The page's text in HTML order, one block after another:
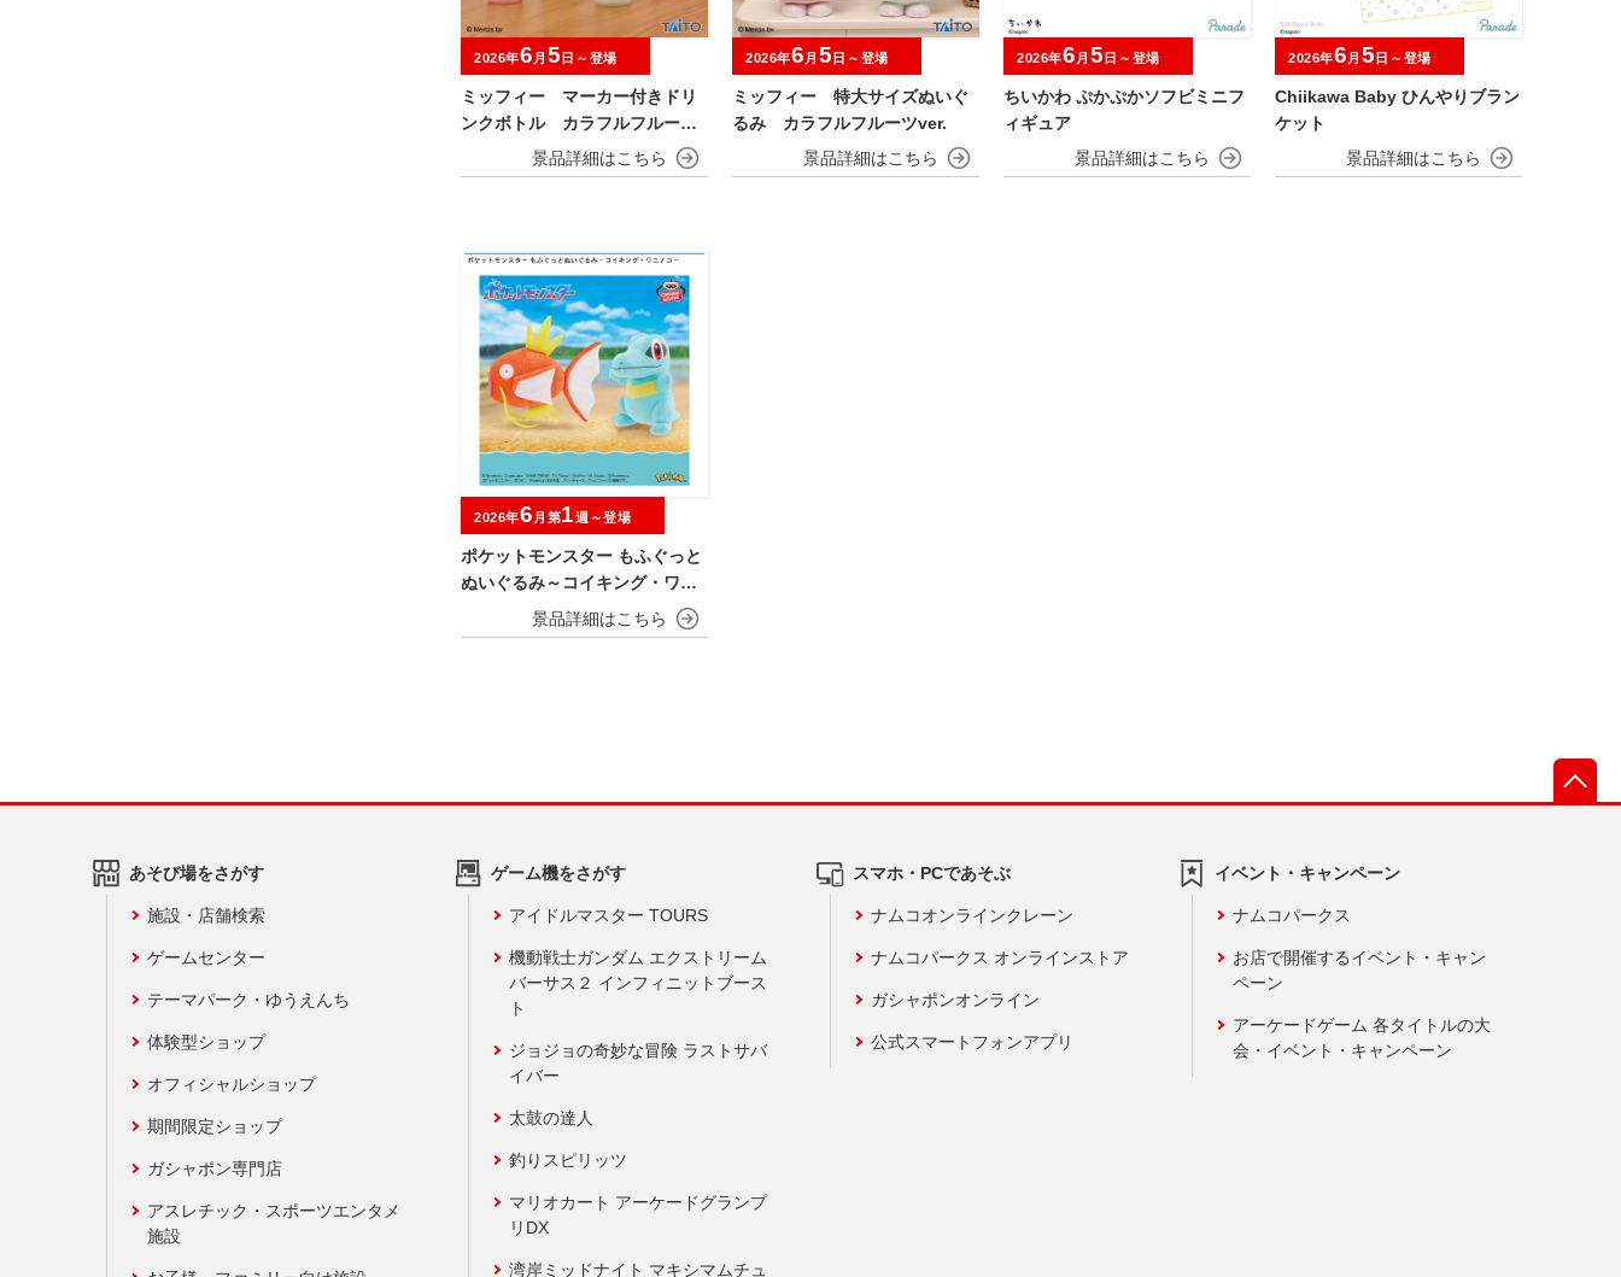
ミッフィー マーカー付きドリ
ンクボトル カラフルフルーツv
2026年6 月 5 日～登場
ミッフィー 特大サイズぬいぐ
るみ カラフルフルーツver.
2026年6 月 5 日～登場
ちいかわ ぷかぷかソフビミニフ
ィギュア
2026年6 月 5 日～登場
Chiikawa Baby ひんやりブラン
ケット
2026年6 月 5 日～登場
ポケットモンスター もふぐっと
ぬいぐるみ～コイキング・ワニ
2026年6 月第1週～登場
あそび場をさがす
施設・店舗検索
ゲームセンター
テーマパーク・ゆうえんち
体験型ショップ
オフィシャルショップ
期間限定ショップ
ガシャポン専門店
アスレチック・スポーツエンタメ
施設
ゲーム機をさがす
アイドルマスター TOURS
機動戦士ガンダム エクストリーム
バーサス２ インフィニットブース
ト
ジョジョの奇妙な冒険 ラストサバ
イバー
太鼓の達人
釣りスピリッツ
マリオカート アーケードグランプ
リDX
湾岸ミッドナイト マキシマムチュ
スマホ・PCであそぶ
ナムコオンラインクレーン
ナムコパークス オンラインストア
ガシャポンオンライン
公式スマートフォンアプリ
イベント・キャンペーン
ナムコパークス
お店で開催するイベント・キャン
ペーン
アーケードゲーム 各タイトルの大
会・イベント・キャンペーン